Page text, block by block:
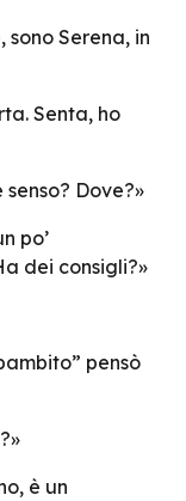
sono Serena, in
Senta, ho
Dove?»
po’
dei consigli?»
pensò
è un